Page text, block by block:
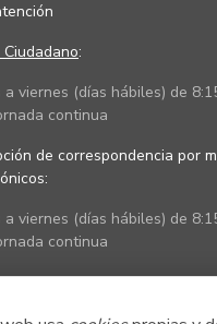
:
a viernes (días hábiles) de
continua
de correspondencia por
a viernes (días hábiles) de
continua